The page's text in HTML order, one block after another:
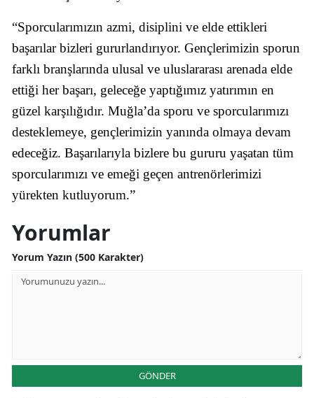
“Sporcularımızın azmi, disiplini ve elde ettikleri
başarılar bizleri gururlandırıyor. Gençlerimizin sporun
farklı branşlarında ulusal ve uluslararası arenada elde
ettiği her başarı, geleceğe yaptığımız yatırımın en
güzel karşılığıdır. Muğla’da sporu ve sporcularımızı
desteklemeye, gençlerimizin yanında olmaya devam
edeceğiz. Başarılarıyla bizlere bu gururu yaşatan tüm
sporcularımızı ve emeği geçen antrenörlerimizi
yürekten kutluyorum.”
Yorumlar
Yorum Yazın (500 Karakter)
GÖNDER